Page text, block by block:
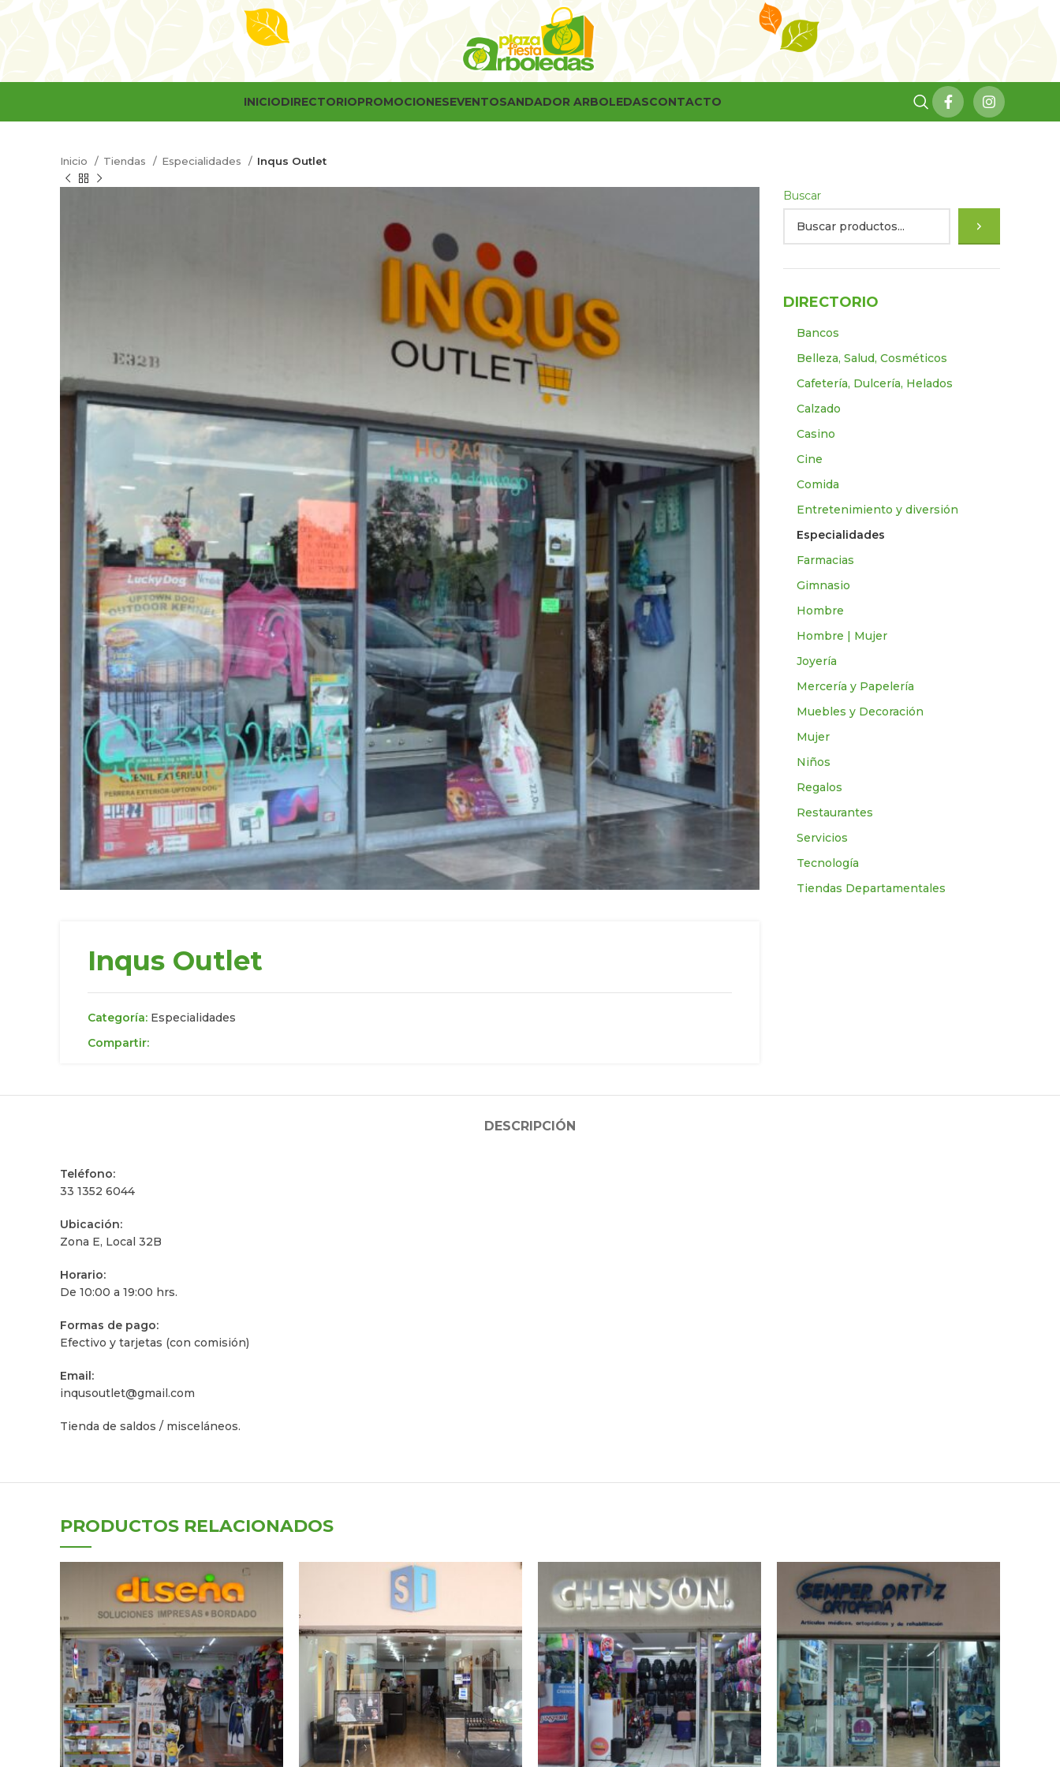
INICIODIRECTORIOPROMOCIONESEVENTOSANDADOR ARBOLEDASCONTACTO
Inicio Tiendas Especialidades Inqus Outlet
Inqus Outlet
Categoría: Especialidades
Compartir:
Buscar
DIRECTORIO
Bancos
Belleza, Salud, Cosméticos
Cafetería, Dulcería, Helados
Calzado
Casino
Cine
Comida
Entretenimiento y diversión
Especialidades
Farmacias
Gimnasio
Hombre
Hombre | Mujer
Joyería
Mercería y Papelería
Muebles y Decoración
Mujer
Niños
Regalos
Restaurantes
Servicios
Tecnologí­a
Tiendas Departamentales
DESCRIPCIÓN
Teléfono:
33 1352 6044
Ubicación:
Zona E, Local 32B
Horario:
De 10:00 a 19:00 hrs.
Formas de pago:
Efectivo y tarjetas (con comisión)
Email:
inqusoutlet@gmail.com
Tienda de saldos / misceláneos.
PRODUCTOS RELACIONADOS